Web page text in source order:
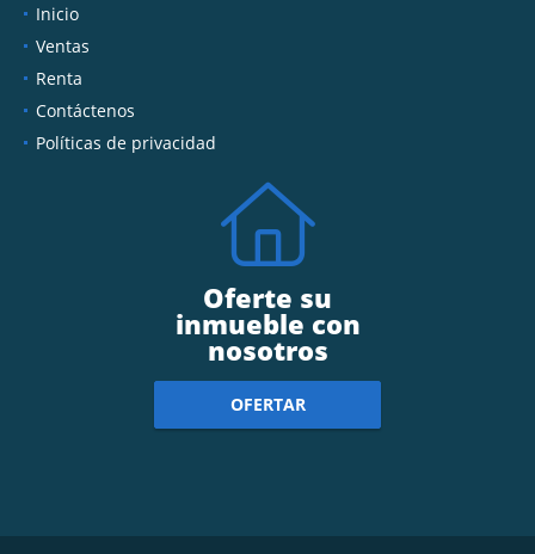
Inicio
Ventas
Renta
Contáctenos
Políticas de privacidad
Oferte su
inmueble con
nosotros
OFERTAR